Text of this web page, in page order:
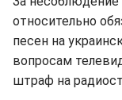
относительно
песен на
вопросам
штраф на